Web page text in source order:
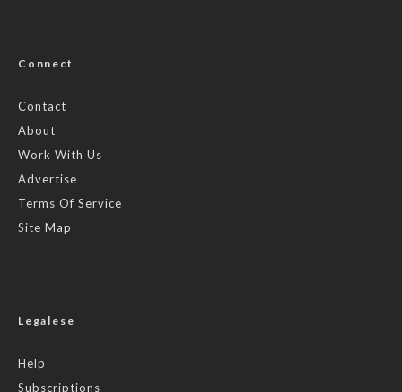
Connect
Contact
About
Work With Us
Advertise
Terms Of Service
Site Map
Legalese
Help
Subscriptions